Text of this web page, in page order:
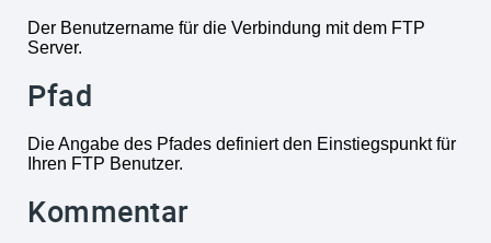
Der Benutzername für die Verbindung mit dem FTP
Server.
Pfad
Die Angabe des Pfades definiert den Einstiegspunkt für
Ihren FTP Benutzer.
Kommentar